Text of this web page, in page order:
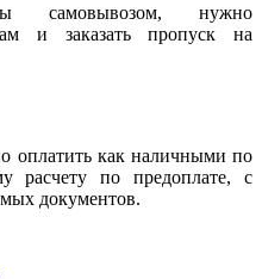
самовывозом, нужно
и заказать пропуск на
оплатить как наличными по
расчету по предоплате, с
документов.